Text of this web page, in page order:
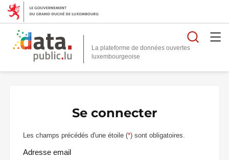
La plateforme de données ouvertes
Se connecter
Les champs précédés d'une étoile (*) sont obligatoires.
Adresse email